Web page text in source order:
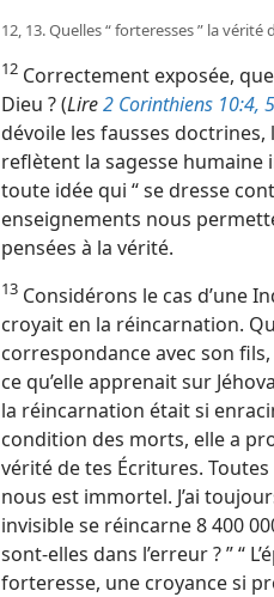
12, 13. Quelles “ forteresses ” la
12 Correctement exposée,
Dieu ? (Lire2 Corinthiens 10:4, 5
dévoile les fausses
reflètent la sagesse
toute idée qui “ se dresse
enseignements nous
pensées à la vérité.
13 Considérons le cas d’une
croyait en la réincarnation.
correspondance avec son
ce qu’elle apprenait sur
la réincarnation était si
condition des morts, elle a
vérité de tes Écritures.
nous est immortel. J’ai
invisible se réincarne 8 400
sont-elles dans l’erreur ? ” “
forteresse, une croyance si